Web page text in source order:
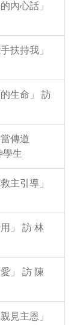
內心話」
扶持我」
生命」 訪
傳道
學生
主引導」
」 訪 林
」 訪 陳
見主恩」